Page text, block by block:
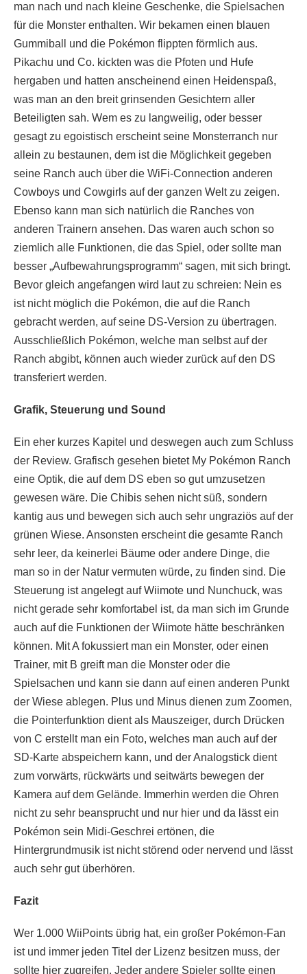
man nach und nach kleine Geschenke, die Spielsachen
für die Monster enthalten. Wir bekamen einen blauen
Gummiball und die Pokémon flippten förmlich aus.
Pikachu und Co. kickten was die Pfoten und Hufe
hergaben und hatten anscheinend einen Heidenspaß,
was man an den breit grinsenden Gesichtern aller
Beteiligten sah. Wem es zu langweilig, oder besser
gesagt zu egoistisch erscheint seine Monsterranch nur
allein zu bestaunen, dem ist die Möglichkeit gegeben
seine Ranch auch über die WiFi-Connection anderen
Cowboys und Cowgirls auf der ganzen Welt zu zeigen.
Ebenso kann man sich natürlich die Ranches von
anderen Trainern ansehen. Das waren auch schon so
ziemlich alle Funktionen, die das Spiel, oder sollte man
besser „Aufbewahrungsprogramm“ sagen, mit sich bringt.
Bevor gleich angefangen wird laut zu schreien: Nein es
ist nicht möglich die Pokémon, die auf die Ranch
gebracht werden, auf seine DS-Version zu übertragen.
Ausschließlich Pokémon, welche man selbst auf der
Ranch abgibt, können auch wieder zurück auf den DS
transferiert werden.
Grafik, Steuerung und Sound
Ein eher kurzes Kapitel und deswegen auch zum Schluss
der Review. Grafisch gesehen bietet My Pokémon Ranch
eine Optik, die auf dem DS eben so gut umzusetzen
gewesen wäre. Die Chibis sehen nicht süß, sondern
kantig aus und bewegen sich auch sehr ungraziös auf der
grünen Wiese. Ansonsten erscheint die gesamte Ranch
sehr leer, da keinerlei Bäume oder andere Dinge, die
man so in der Natur vermuten würde, zu finden sind. Die
Steuerung ist angelegt auf Wiimote und Nunchuck, was
nicht gerade sehr komfortabel ist, da man sich im Grunde
auch auf die Funktionen der Wiimote hätte beschränken
können. Mit A fokussiert man ein Monster, oder einen
Trainer, mit B greift man die Monster oder die
Spielsachen und kann sie dann auf einen anderen Punkt
der Wiese ablegen. Plus und Minus dienen zum Zoomen,
die Pointerfunktion dient als Mauszeiger, durch Drücken
von C erstellt man ein Foto, welches man auch auf der
SD-Karte abspeichern kann, und der Analogstick dient
zum vorwärts, rückwärts und seitwärts bewegen der
Kamera auf dem Gelände. Immerhin werden die Ohren
nicht zu sehr beansprucht und nur hier und da lässt ein
Pokémon sein Midi-Geschrei ertönen, die
Hintergrundmusik ist nicht störend oder nervend und lässt
auch sehr gut überhören.
Fazit
Wer 1.000 WiiPoints übrig hat, ein großer Pokémon-Fan
ist und immer jeden Titel der Lizenz besitzen muss, der
sollte hier zugreifen. Jeder andere Spieler sollte einen